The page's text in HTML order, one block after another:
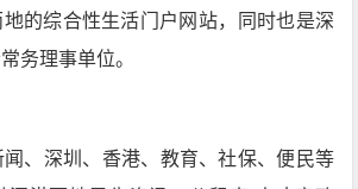
的综合性生活门户网站‌，同时也是深
务理事单位。
、深圳、香港、教育、社保、便民等